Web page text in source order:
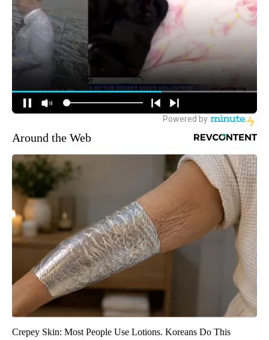
Around the Web
Crepey Skin: Most People Use Lotions. Koreans Do This